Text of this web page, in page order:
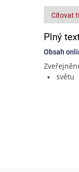
Citovat
Plný
Obsah
světu